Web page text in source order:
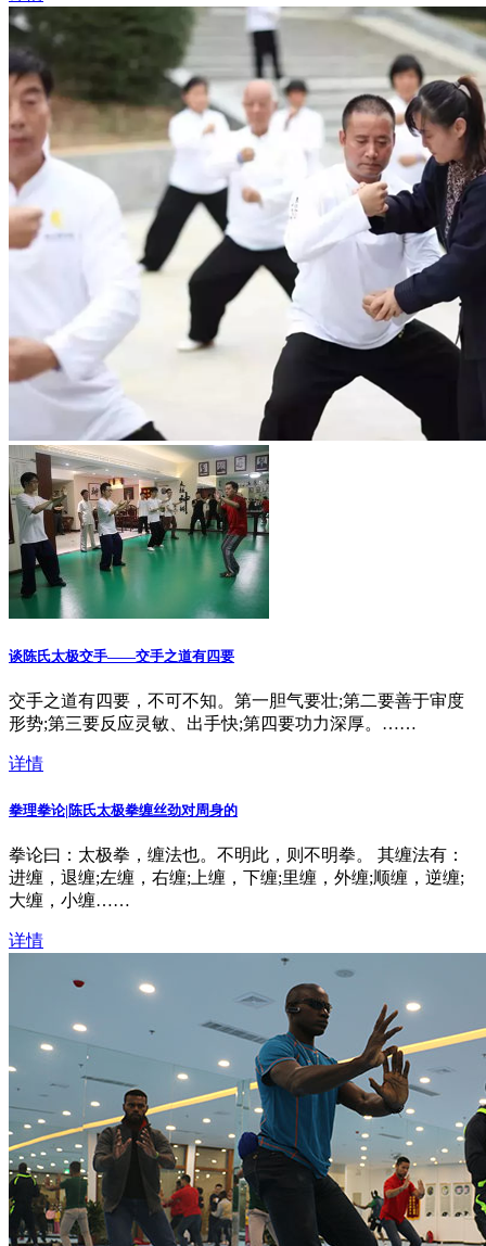
谈陈氏太极交手——交手之道有四要
交手之道有四要，不可不知。第一胆气要壮;第二要善于审度
形势;第三要反应灵敏、出手快;第四要功力深厚。……
详情
拳理拳论|陈氏太极拳缠丝劲对周身的
拳论曰：太极拳，缠法也。不明此，则不明拳。 其缠法有：
进缠，退缠;左缠，右缠;上缠，下缠;里缠，外缠;顺缠，逆缠;
大缠，小缠……
详情